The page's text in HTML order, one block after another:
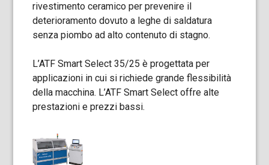
rivestimento ceramico per prevenire il
deterioramento dovuto a leghe di saldatura
senza piombo ad alto contenuto di stagno.
L’ATF Smart Select 35/25 è progettata per
applicazioni in cui si richiede grande flessibilità
della macchina. L’ATF Smart Select offre alte
prestazioni e prezzi bassi.